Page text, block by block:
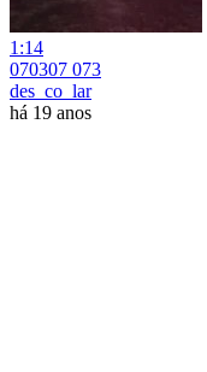
1:14
070307 073
des_co_lar
há 19 anos